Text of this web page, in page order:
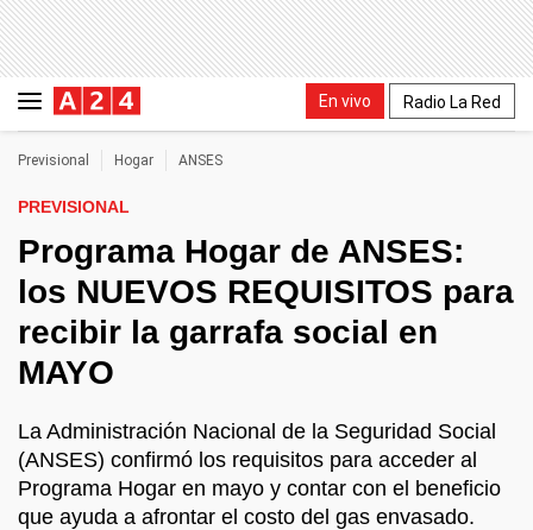
En vivo Radio La Red
Previsional Hogar ANSES
PREVISIONAL
Programa Hogar de ANSES:
los NUEVOS REQUISITOS para
recibir la garrafa social en
MAYO
La Administración Nacional de la Seguridad Social
(ANSES) confirmó los requisitos para acceder al
Programa Hogar en mayo y contar con el beneficio
que ayuda a afrontar el costo del gas envasado.